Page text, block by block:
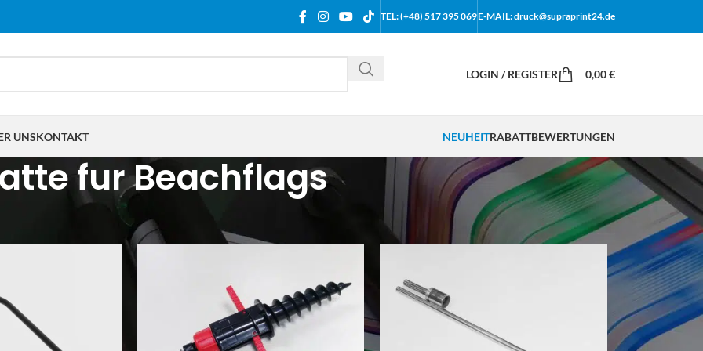
TEL: (+48) 517 395 069E-MAIL: druck@supraprint24.de
LOGIN / REGISTER 0,00€
UNSKONTAKT NEUHEITRABATTBEWERTUNGEN
fur Beachflags
mit „Platte fur Beachflags“